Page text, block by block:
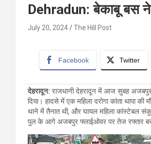
Dehradun: बेकाबू बस ने
July 20, 2024 The Hill Post
Facebook Twitter
देहरादून:राजधानी देहरादून में आज सुबह
दिया। हादसे में एक महिला दरोगा कांता थापा
थाने में तैनात थी, और घायल महिला कांस्टेबल
पुल के आगे अजबपुर फ्लाईओवर पर तेज रफ्तार बस
Video